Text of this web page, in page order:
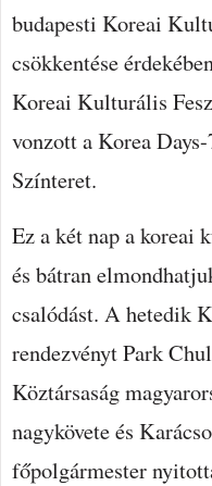
budapesti Koreai
csökkentése
Koreai Kulturális
vonzott a Korea
Színteret.
Ez a két nap a koreai
és bátran
csalódást. A hetedik
rendezvényt Park
Köztársaság
nagykövete és
főpolgármester